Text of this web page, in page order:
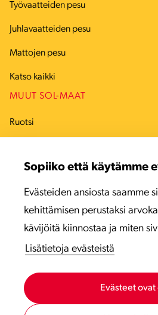
Sopiiko että käytämme
Evästeiden ansiosta saamme
kehittämisen perustaksi
kävijöitä kiinnostaa ja miten
Lisätietoja evästeistä
Evästeet ovat
Työvaatteiden pesu
Juhlavaatteiden pesu
Mattojen pesu
Katso kaikki
MUUT SOL-MAAT
Ruotsi
Viro
Latvia